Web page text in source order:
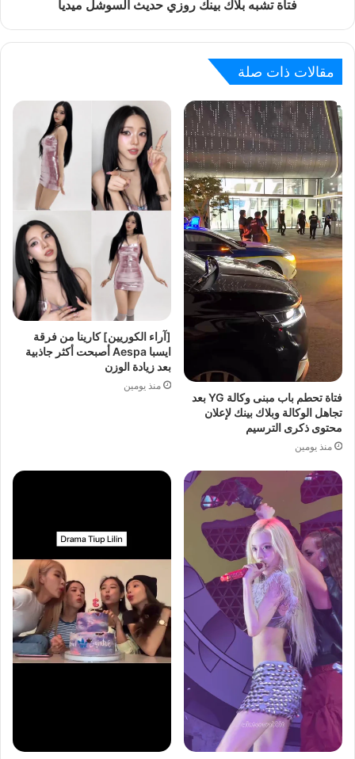
فتاة تشبه بلاك بينك روزي حديث السوشل ميديا
مقالات ذات صلة
فتاة تحطم باب مبنى وكالة YG بعد
تجاهل الوكالة وبلاك بينك لإعلان
محتوى ذكرى الترسيم
منذ يومين
[آراء الكوريين] كارينا من فرقة
ايسبا Aespa أصبحت أكثر جاذبية
بعد زيادة الوزن
منذ يومين